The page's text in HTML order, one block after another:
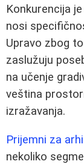
Konkurencija
nosi
Upravo zbog
zaslužuju
na učenje
veština
izražavanja.
Prijemni za
nekoliko